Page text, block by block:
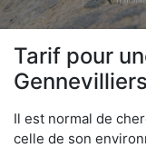
Tarif pour
Il est normal de
celle de son